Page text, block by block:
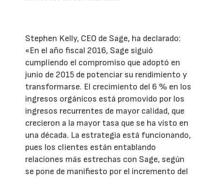
Stephen Kelly, CEO de Sage, ha declarado:
«En el año fiscal 2016, Sage siguió
cumpliendo el compromiso que adoptó en
junio de 2015 de potenciar su rendimiento y
transformarse. El crecimiento del 6 % en los
ingresos orgánicos está promovido por los
ingresos recurrentes de mayor calidad, que
crecieron a la mayor tasa que se ha visto en
una década. La estrategia está funcionando,
pues los clientes están entablando
relaciones más estrechas con Sage, según
se pone de manifiesto por el incremento del